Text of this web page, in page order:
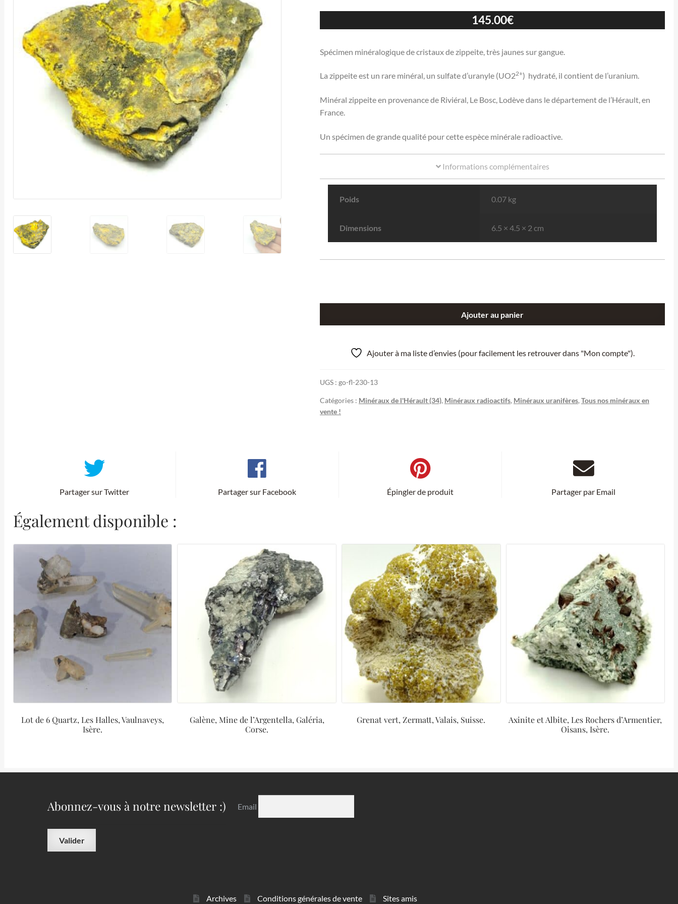
145.00€
Spécimen minéralogique de cristaux de zippeite, très jaunes sur gangue.
La zippeite est un rare minéral, un sulfate d’uranyle (UO22+) hydraté, il contient de l’uranium.
Minéral zippeite en provenance de Riviéral, Le Bosc, Lodève dans le département de l’Hérault, en
France.
Un spécimen de grande qualité pour cette espèce minérale radioactive.
Informations complémentaires
Poids 0.07 kg
Dimensions 6.5 × 4.5 × 2 cm
Lodève,
Hérault.
Ajouter au panier
Ajouter à ma liste d’envies (pour facilement les retrouver dans "Mon compte").
UGS : go-fl-230-13
Catégories : Minéraux de l'Hérault (34), Minéraux radioactifs, Minéraux uranifères, Tous nos minéraux en
vente !
Partager sur Twitter Partager sur Facebook Épingler de produit Partager par Email
Également disponible :
Lot de 6 Quartz, Les Halles, Vaulnaveys,
Isère.
Galène, Mine de l’Argentella, Galéria,
Corse.
Grenat vert, Zermatt, Valais, Suisse.
Axinite et Albite, Les Rochers d’Armentier,
Oisans, Isère.
Abonnez-vous à notre newsletter :) Email
Archives Conditions générales de vente Sites amis